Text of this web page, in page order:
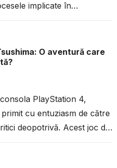
implicate în
O aventură care
PlayStation 4,
cu entuziasm de către
deopotrivă. Acest joc de